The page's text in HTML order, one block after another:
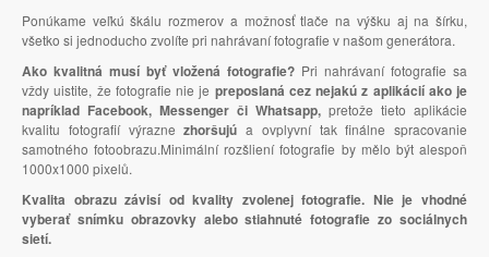
Ponúkame veľkú škálu rozmerov a možnosť tlače na výšku aj na šírku,
všetko si jednoducho zvolíte pri nahrávaní fotografie v našom generátora.
Ako kvalitná musí byť vložená fotografie? Pri nahrávaní fotografie sa
vždy uistite, že fotografie nie je preposlaná cez nejakú z aplikácií ako je
napríklad Facebook, Messenger či Whatsapp, pretože tieto aplikácie
kvalitu fotografií výraznezhoršujú a ovplyvní tak finálne spracovanie
samotného fotoobrazu.Minimální rozšliení fotografie by mělo být alespoň
1000x1000 pixelů.
Kvalita obrazu závisí od kvality zvolenej fotografie. Nie je vhodné
vyberať snímku obrazovky alebo stiahnuté fotografie zo sociálnych
sietí.